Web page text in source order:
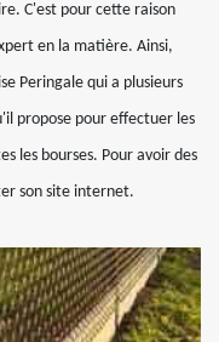
C'est pour cette raison
en la matière. Ainsi,
Peringale qui a plusieurs
propose pour effectuer les
les bourses. Pour avoir des
son site internet.